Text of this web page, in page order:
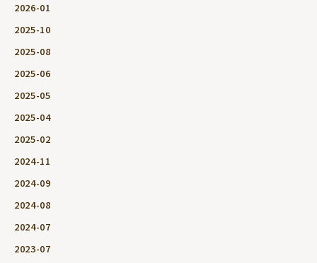
2026-01
2025-10
2025-08
2025-06
2025-05
2025-04
2025-02
2024-11
2024-09
2024-08
2024-07
2023-07